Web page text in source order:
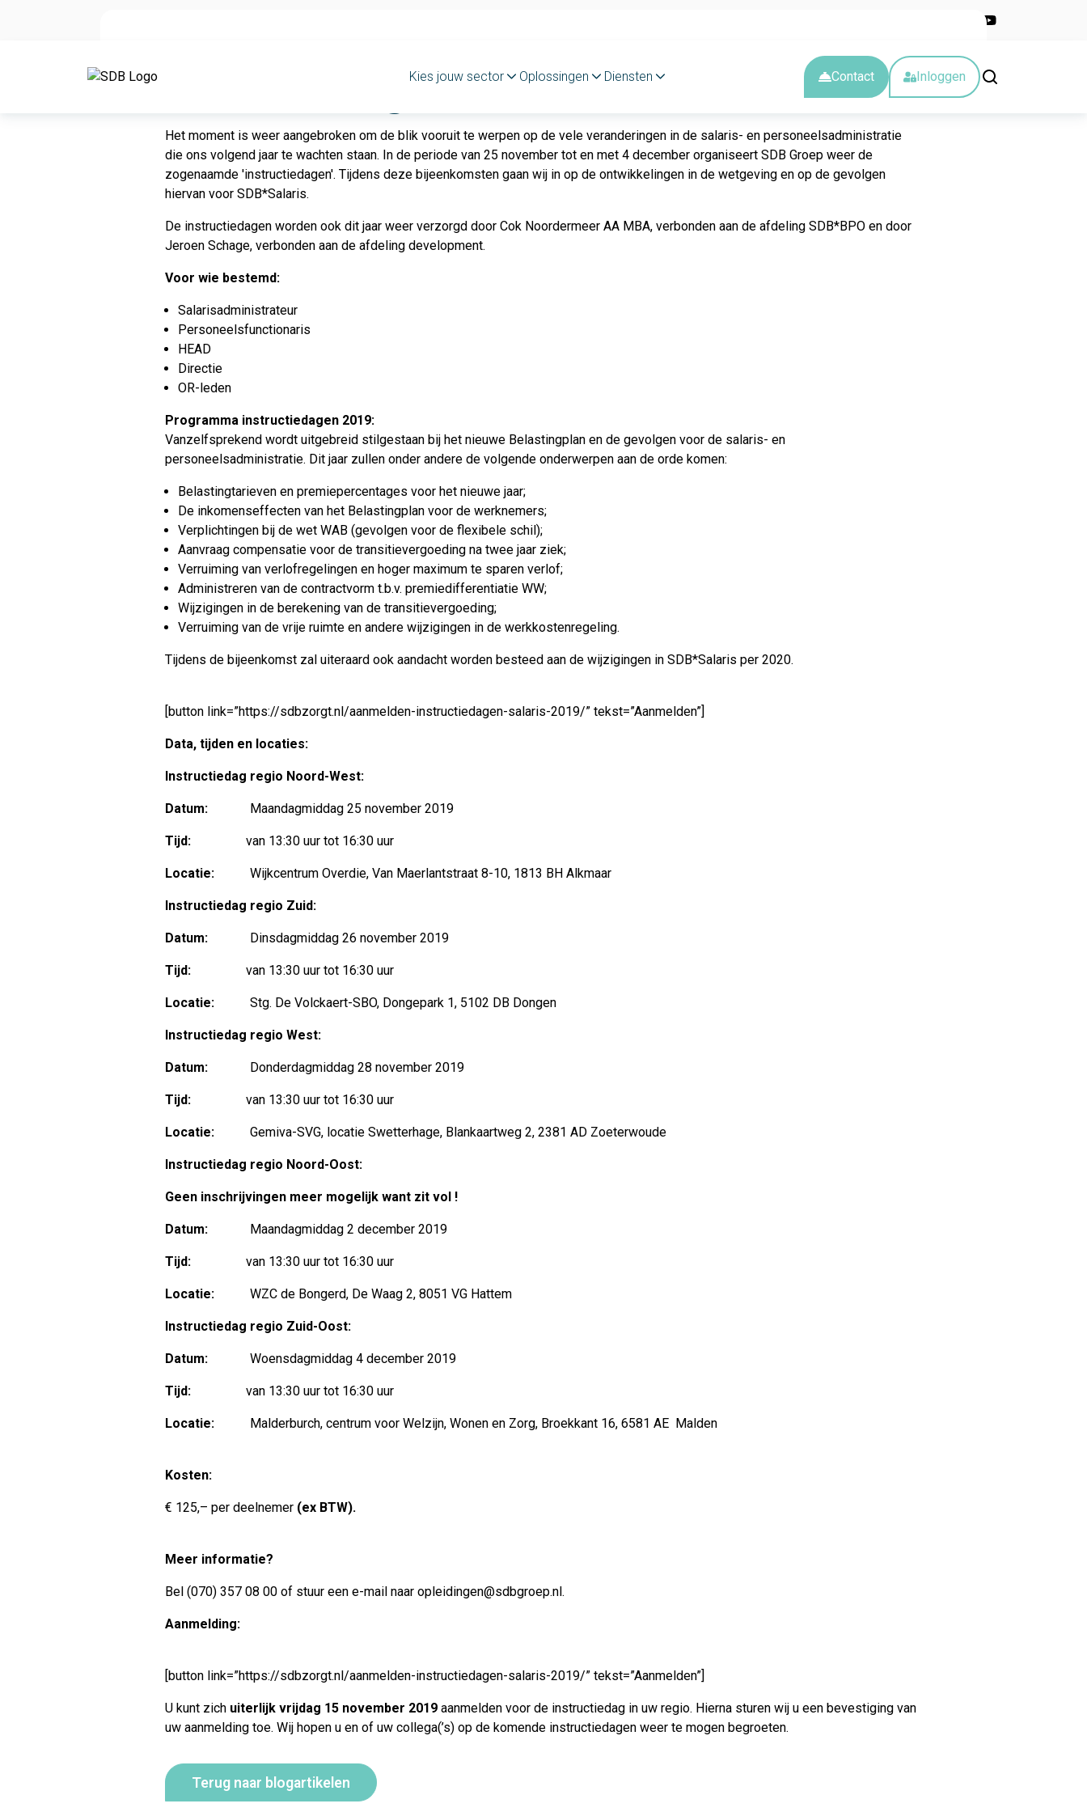
Kies jouw sector Oplossingen Diensten Contact Inloggen
Instructiedagen salaris 2019
Het moment is weer aangebroken om de blik vooruit te werpen op de vele veranderingen in de salaris- en personeelsadministratie
die ons volgend jaar te wachten staan. In de periode van 25 november tot en met 4 december organiseert SDB Groep weer de
zogenaamde ′instructiedagen′. Tijdens deze bijeenkomsten gaan wij in op de ontwikkelingen in de wetgeving en op de gevolgen
hiervan voor SDB*Salaris.
De instructiedagen worden ook dit jaar weer verzorgd door Cok Noordermeer AA MBA, verbonden aan de afdeling SDB*BPO en door
Jeroen Schage, verbonden aan de afdeling development.
Voor wie bestemd:
Salarisadministrateur
Personeelsfunctionaris
HEAD
Directie
OR-leden
Programma instructiedagen 2019:
Vanzelfsprekend wordt uitgebreid stilgestaan bij het nieuwe Belastingplan en de gevolgen voor de salaris- en
personeelsadministratie. Dit jaar zullen onder andere de volgende onderwerpen aan de orde komen:
Belastingtarieven en premiepercentages voor het nieuwe jaar;
De inkomenseffecten van het Belastingplan voor de werknemers;
Verplichtingen bij de wet WAB (gevolgen voor de flexibele schil);
Aanvraag compensatie voor de transitievergoeding na twee jaar ziek;
Verruiming van verlofregelingen en hoger maximum te sparen verlof;
Administreren van de contractvorm t.b.v. premiedifferentiatie WW;
Wijzigingen in de berekening van de transitievergoeding;
Verruiming van de vrije ruimte en andere wijzigingen in de werkkostenregeling.
Tijdens de bijeenkomst zal uiteraard ook aandacht worden besteed aan de wijzigingen in SDB*Salaris per 2020.
[button link=”https://sdbzorgt.nl/aanmelden-instructiedagen-salaris-2019/” tekst=”Aanmelden”]
Data, tijden en locaties:
Instructiedag regio Noord-West:
Datum: Maandagmiddag 25 november 2019
Tijd: van 13:30 uur tot 16:30 uur
Locatie: Wijkcentrum Overdie, Van Maerlantstraat 8-10, 1813 BH Alkmaar
Instructiedag regio Zuid:
Datum: Dinsdagmiddag 26 november 2019
Tijd: van 13:30 uur tot 16:30 uur
Locatie: Stg. De Volckaert-SBO, Dongepark 1, 5102 DB Dongen
Instructiedag regio West:
Datum: Donderdagmiddag 28 november 2019
Tijd: van 13:30 uur tot 16:30 uur
Locatie: Gemiva-SVG, locatie Swetterhage, Blankaartweg 2, 2381 AD Zoeterwoude
Instructiedag regio Noord-Oost:
Geen inschrijvingen meer mogelijk want zit vol !
Datum: Maandagmiddag 2 december 2019
Tijd: van 13:30 uur tot 16:30 uur
Locatie: WZC de Bongerd, De Waag 2, 8051 VG Hattem
Instructiedag regio Zuid-Oost:
Datum: Woensdagmiddag 4 december 2019
Tijd: van 13:30 uur tot 16:30 uur
Locatie: Malderburch, centrum voor Welzijn, Wonen en Zorg, Broekkant 16, 6581 AE Malden
Kosten:
€ 125,– per deelnemer (ex BTW).
Meer informatie?
Bel (070) 357 08 00 of stuur een e-mail naar opleidingen@sdbgroep.nl.
Aanmelding:
[button link=”https://sdbzorgt.nl/aanmelden-instructiedagen-salaris-2019/” tekst=”Aanmelden”]
U kunt zich uiterlijk vrijdag 15 november 2019 aanmelden voor de instructiedag in uw regio. Hierna sturen wij u een bevestiging van
uw aanmelding toe. Wij hopen u en of uw collega(’s) op de komende instructiedagen weer te mogen begroeten.
Terug naar blogartikelen